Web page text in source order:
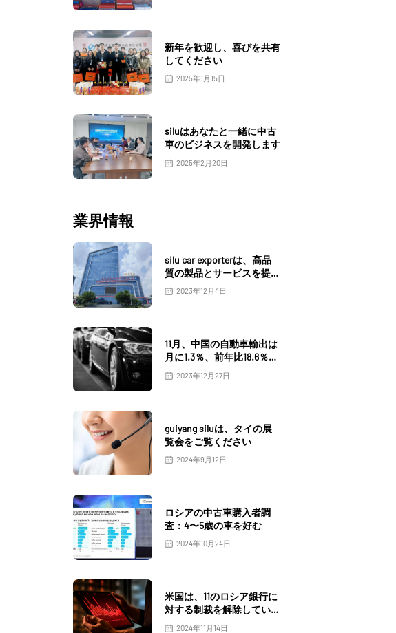
新年を歓迎し、喜びを共有
してください
2025年1月15日
siluはあなたと一緒に中古
車のビジネスを開発します
2025年2月20日
業界情報
silu car exporterは、高品
質の製品とサービスを提供
します
2023年12月4日
11月、中国の自動車輸出は
月に1.3％、前年比18.6％増
加しました
2023年12月27日
guiyang siluは、タイの展
覧会をご覧ください
2024年9月12日
ロシアの中古車購入者調
査：4〜5歳の車を好む
2024年10月24日
米国は、11のロシア銀行に
対する制裁を解除していま
す 2024年11月14日